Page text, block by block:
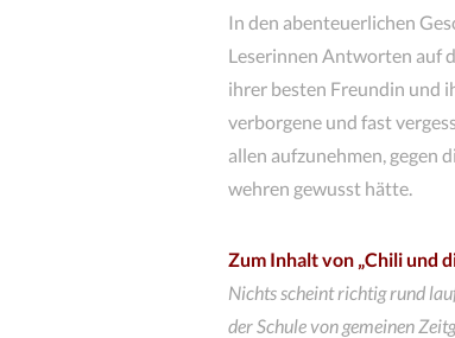
In den abenteuerlichen
Leserinnen Antworten auf
ihrer besten Freundin und
verborgene und fast
allen aufzunehmen, gegen
wehren gewusst hätte.
Zum Inhalt von „Chili und
Nichts scheint richtig rund
der Schule von gemeinen